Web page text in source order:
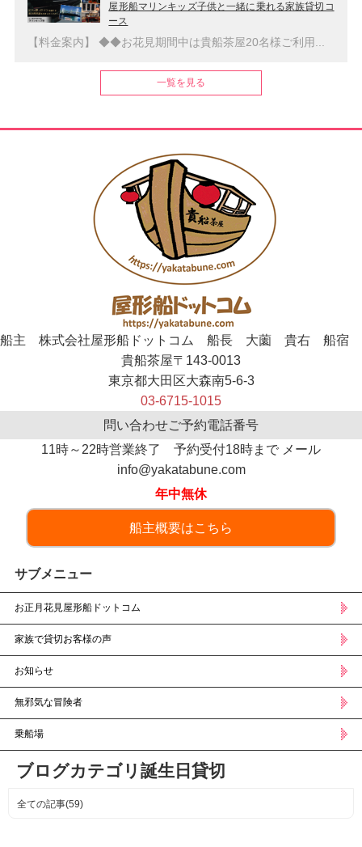
屋形船マリンキッズ子供と一緒に乗れる家族貸切コ
ース
【料金案内】 ◆◆お花見期間中は貴船茶屋20名様ご利用...
一覧を見る
船主 株式会社屋形船ドットコム 船長 大薗 貴右 船宿
貴船茶屋〒143-0013
東京都大田区大森南5-6-3
03-6715-1015
問い合わせご予約電話番号
11時～22時営業終了 予約受付18時まで メール
info@yakatabune.com
年中無休
船主概要はこちら
サブメニュー
お正月花見屋形船ドットコム
家族で貸切お客様の声
お知らせ
無邪気な冒険者
乗船場
ブログカテゴリ誕生日貸切
全ての記事(59)